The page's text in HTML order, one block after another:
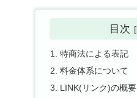
目次
特商法による表記
料金体系について
LINK(リンク)の概要